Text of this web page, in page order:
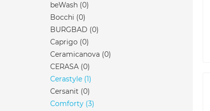
beWash (0)
Bocchi (0)
BURGBAD (0)
Caprigo (0)
Ceramicanova (0)
CERASA (0)
Cerastyle (1)
Cersanit (0)
Comforty (3)